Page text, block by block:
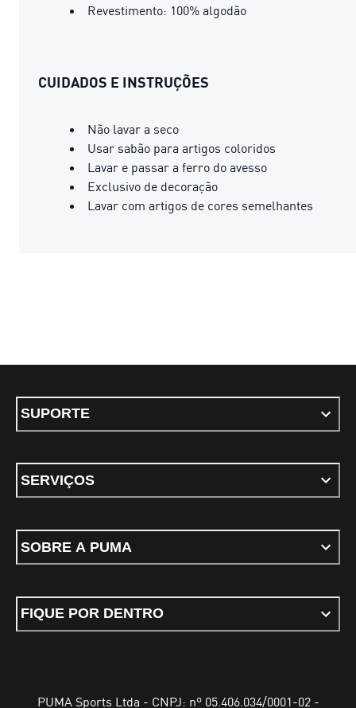
Revestimento: 100% algodão
CUIDADOS E INSTRUÇÕES
Não lavar a seco
Usar sabão para artigos coloridos
Lavar e passar a ferro do avesso
Exclusivo de decoração
Lavar com artigos de cores semelhantes
SUPORTE
SERVIÇOS
SOBRE A PUMA
FIQUE POR DENTRO
PUMA Sports Ltda - CNPJ: nº 05.406.034/0001-02 -